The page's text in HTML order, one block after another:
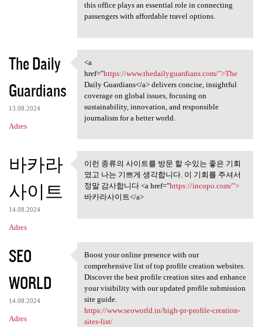
this office plays an essential role in connecting
passengers with affordable travel options.
The Daily
Guardians
13.08.2024
Adres
<a href="https://www
<a
href="https://www.thedailyguardians.com/">The
Daily Guardians</a> delivers concise, insightful
coverage on global issues, focusing on
sustainability, innovation, and responsible
journalism for a better world.
바카라
사이트
14.08.2024
Adres
이런 종류의 사이트를 방문 할 수
있는 좋은 기회 였고
이런 종류의 사이트를 방문 할 수있는 좋은 기회
였고 나는 기쁘게 생각합니다. 이 기회를 주셔서
정말 감사합니다 <a href="https://incopo.com/">
바카라사이트</a>
SEO
WORLD
14.08.2024
Adres
Boost your online presence
Boost your online presence with our
comprehensive list of top profile creation websites.
Discover the best profile creation sites and enhance
your visibility with our updated profile submission
site guide.
https://www.seoworld.in/high-pr-profile-creation-
sites-list/